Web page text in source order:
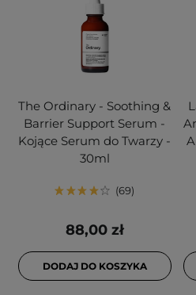
The Ordinary - Soothing &
Barrier Support Serum -
Kojące Serum do Twarzy -
30ml
69
88,00 zł
DODAJ DO KOSZYKA